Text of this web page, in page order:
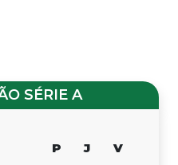
SÉRIE A
P J V